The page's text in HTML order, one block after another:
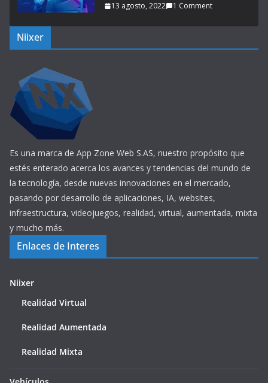
13 agosto, 2022 1 Comment
Niixer
Es una marca de App Zone Web S.AS, nuestro propósito que
estés enterado acerca los avances y tendencias del mundo de
la tecnología, desde nuevas innovaciones en el mercado,
pasando por desarrollo de aplicaciones, IA, websites,
infraestructura, videojuegos, realidad, virtual, aumentada, mixta
y mucho más.
Enlaces de Interes
Niixer
Realidad Virtual
Realidad Aumentada
Realidad Mixta